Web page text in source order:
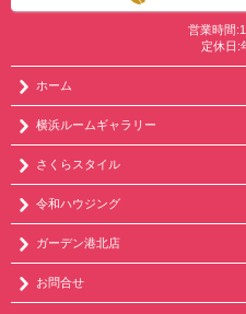
営業時間
定休日:
ホーム
横浜ルームギャラリー
さくらスタイル
令和ハウジング
ガーデン港北店
お問合せ